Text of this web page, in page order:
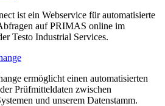
ist ein Webservice für automatisierte
auf PRIMAS online im
Testo Industrial Services.
ermöglicht einen automatisierten
Prüfmitteldaten zwischen
und unserem Datenstamm.